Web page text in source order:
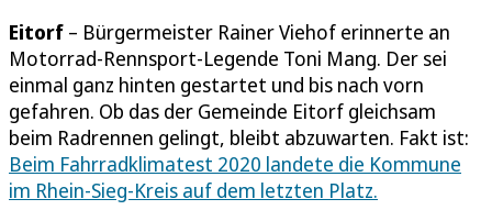
Eitorf – Bürgermeister Rainer Viehof erinnerte an
Motorrad-Rennsport-Legende Toni Mang. Der sei
einmal ganz hinten gestartet und bis nach vorn
gefahren. Ob das der Gemeinde Eitorf gleichsam
beim Radrennen gelingt, bleibt abzuwarten. Fakt ist:
Beim Fahrradklimatest 2020 landete die Kommune
im Rhein-Sieg-Kreis auf dem letzten Platz.